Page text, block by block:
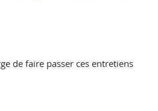
de faire passer ces entretiens